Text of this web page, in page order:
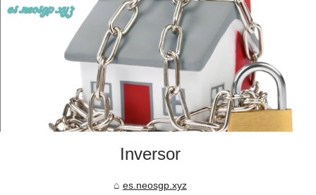
Inversor
es.neosgp.xyz